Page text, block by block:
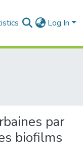
Log In
par
biofilms